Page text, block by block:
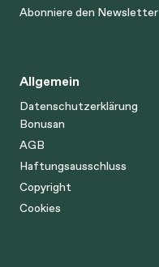
Abonniere den Newsletter
Allgemein
Datenschutzerklärung
Bonusan
AGB
Haftungsausschluss
Copyright
Cookies